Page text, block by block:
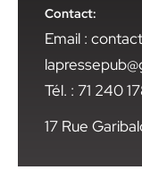
Contact:
Email :
Tél. : 71 240
17 Rue